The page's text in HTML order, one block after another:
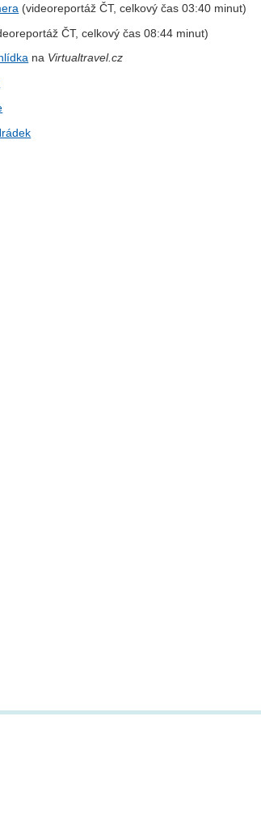
(videoreportáž ČT, celkový čas 03:40 minut)
ČT, celkový čas 08:44 minut)
na Virtualtravel.cz